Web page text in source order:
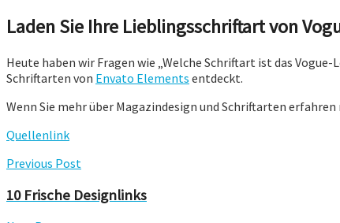
Laden Sie Ihre Lieblingsschriftart von
Heute haben wir Fragen wie „Welche Schriftart ist das
Schriftarten von Envato Elements entdeckt.
Wenn Sie mehr über Magazindesign und Schriftarten
Quellenlink
Previous Post
10 Frische Designlinks